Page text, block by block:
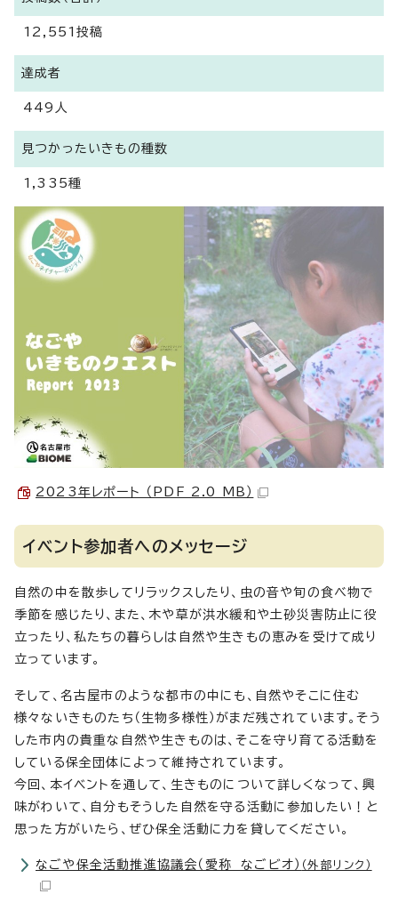
12,551投稿
達成者
449人
見つかったいきもの種数
1,335種
2023年レポート （PDF 2.0 MB）
イベント参加者へのメッセージ
自然の中を散歩してリラックスしたり、虫の音や旬の食べ物で
季節を感じたり、また、木や草が洪水緩和や土砂災害防止に役
立ったり、私たちの暮らしは自然や生きもの恵みを受けて成り
立っています。
そして、名古屋市のような都市の中にも、自然やそこに住む
様々ないきものたち（生物多様性）がまだ残されています。そう
した市内の貴重な自然や生きものは、そこを守り育てる活動を
している保全団体によって維持されています。
今回、本イベントを通して、生きものについて詳しくなって、興
味がわいて、自分もそうした自然を守る活動に参加したい！と
思った方がいたら、ぜひ保全活動に力を貸してください。
なごや保全活動推進協議会（愛称 なごビオ） （外部リンク）